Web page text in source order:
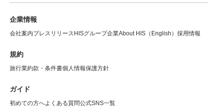
企業情報
会社案内プレスリリース HISグループ企業About HIS（English） 採用情報
規約
旅行業約款・条件書個人情報保護方針
ガイド
初めての方へよくある質問公式SNS一覧